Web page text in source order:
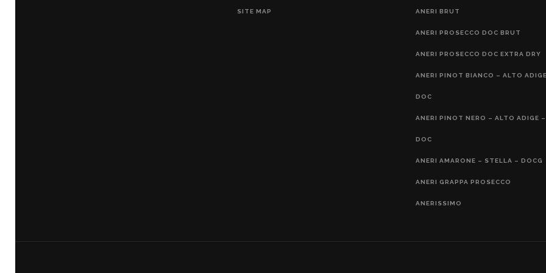
SITE MAP ANERI BRUT
ANERI PROSECCO DOC BRUT
ANERI PROSECCO DOC EXTRA DRY
ANERI PINOT BIANCO – ALTO
DOC
ANERI PINOT NERO – ALTO ADIGE –
DOC
ANERI AMARONE – STELLA – DOCG
ANERI GRAPPA PROSECCO
ANERISSIMO